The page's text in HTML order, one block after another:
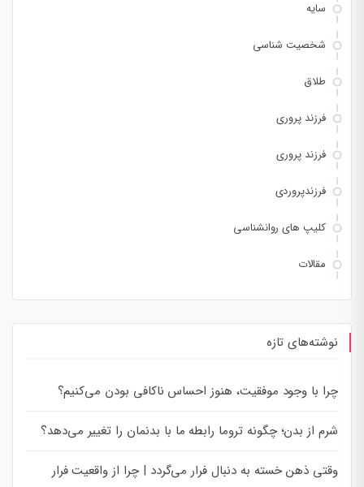
سایه
شخصیت شناسی
طلاق
فرزند پروری
فرزند پروری
فرزندپروردی
کلیپ های روانشناسی
مقالات
نوشته‌های تازه
چرا با وجود موفقیت، هنوز احساس ناکافی بودن می‌کنیم؟
شرم از بدن؛ چگونه تروما رابطه ما با بدنمان را تغییر می‌دهد؟
وقتی ذهن خسته به دنبال فرار می‌گردد | چرا از واقعیت فرار